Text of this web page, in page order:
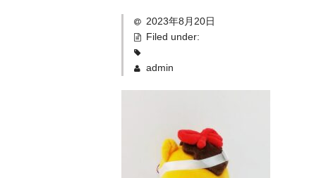
2023年8月20日
Filed under:
admin